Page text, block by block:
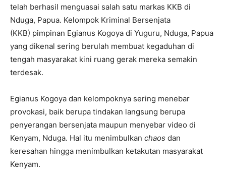
telah berhasil menguasai salah satu markas KKB di
Nduga, Papua. Kelompok Kriminal Bersenjata
(KKB) pimpinan Egianus Kogoya di Yuguru, Nduga, Papua
yang dikenal sering berulah membuat kegaduhan di
tengah masyarakat kini ruang gerak mereka semakin
terdesak.
Egianus Kogoya dan kelompoknya sering menebar
provokasi, baik berupa tindakan langsung berupa
penyerangan bersenjata maupun menyebar video di
Kenyam, Nduga. Hal itu menimbulkan chaos dan
keresahan hingga menimbulkan ketakutan masyarakat
Kenyam.